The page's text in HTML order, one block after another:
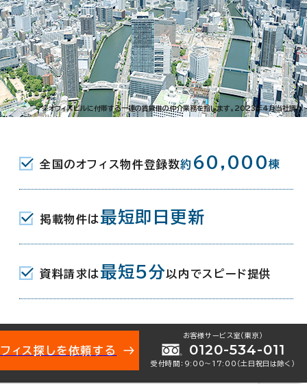
天満5-10-17
(地下鉄堺筋線･谷町線) 1番口 5分
宮駅(JR) 3番口 7分
下鉄堺筋線) 5番口 9分
1階建
※オフィスビルに付帯する一連の賃貸借の仲介業務を指します。2023年4月当社調べ
全国のオフィス物件登録数約 60,000棟
掲載物件は 最短即日更新
資料請求は 最短5分 以内でスピード提供
ィス探しを依頼する
お客様サービス室（東京）
0120-534-011
受付時間：9:00〜17:00（土日祝日は除く）